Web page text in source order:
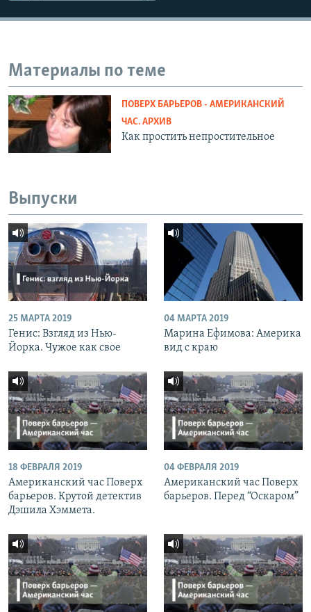
Материалы по теме
ПОВЕРХ БАРЬЕРОВ - АМЕРИКАНСКИЙ
ЧАС. АРХИВ
Как простить непростительное
Выпуски
25 МАРТА 2019
Генис: Взгляд из Нью-
Йорка. Чужое как свое
04 МАРТА 2019
Марина Ефимова: Америка
вид с краю
18 ФЕВРАЛЯ 2019
Американский час Поверх
барьеров. Крутой детектив
Дэшила Хэммета.
04 ФЕВРАЛЯ 2019
Американский час Поверх
барьеров. Перед “Оскаром”